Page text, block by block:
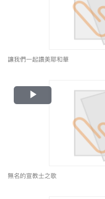
讓我們一起讚美耶和華
Play
Video
無名的宣教士之歌